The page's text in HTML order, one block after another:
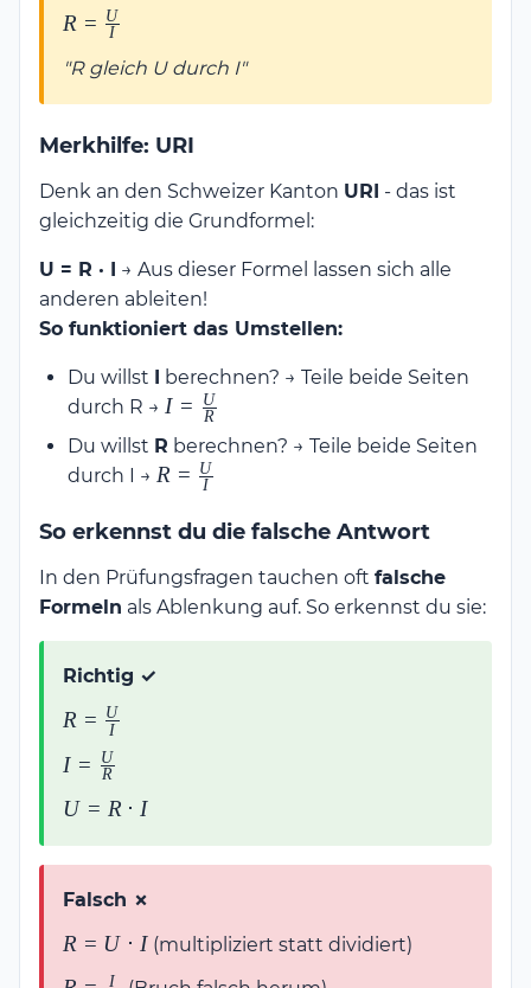
R =
{I}
R = I
U
"R gleich U durch I"
Merkhilfe: URI
Denk an den Schweizer Kanton URI - das ist
gleichzeitig die Grundformel:
U = R · I
→ Aus dieser Formel lassen sich alle
anderen ableiten!
So funktioniert das Umstellen:
Du willst
berechnen? → Teile beide Seiten
durch R → I =
\frac{U}
{R}
I = R
U
Du willst R berechnen? → Teile beide Seiten
durch I → R =
{I}
R = I
U
So erkennst du die falsche Antwort
In den Prüfungsfragen tauchen oft falsche
Formeln als Ablenkung auf. So erkennst du sie:
Richtig ✓
R =
\frac{U}
{I}
R = I
U
I =
{R}
I = R
U
U =
\cdot
I
U = R ⋅ I
Falsch ✗
R =
R = U ⋅ I (multipliziert statt dividiert)
I